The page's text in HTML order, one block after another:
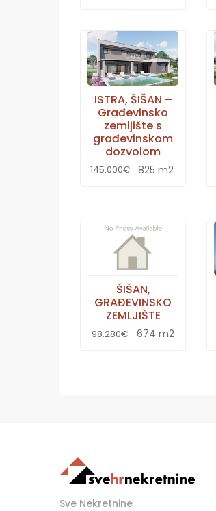
ISTRA, ŠIŠAN –
Građevinsko
zemljište s
građevinskom
dozvolom
145.000€ 825 m2
ŠIŠAN,
GRAĐEVINSKO
ZEMLJIŠTE
98.280€ 674 m2
Sve Nekretnine